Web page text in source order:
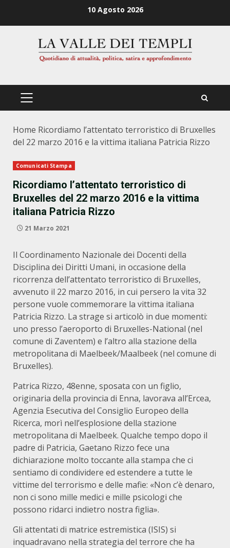
10 Agosto 2026
PRIMÄRES
Home Ricordiamo l’attentato terroristico di Bruxelles
del 22 marzo 2016 e la vittima italiana Patricia Rizzo
Comunicati Stampa
Ricordiamo l’attentato terroristico di
Bruxelles del 22 marzo 2016 e la vittima
italiana Patricia Rizzo
21 Marzo 2021
Il Coordinamento Nazionale dei Docenti della
Disciplina dei Diritti Umani, in occasione della
ricorrenza dell’attentato terroristico di Bruxelles,
avvenuto il 22 marzo 2016, in cui persero la vita 32
persone vuole commemorare la vittima italiana
Patricia Rizzo. La strage si articolò in due momenti:
uno presso l’aeroporto di Bruxelles-National (nel
comune di Zaventem) e l’altro alla stazione della
metropolitana di Maelbeek/Maalbeek (nel comune di
Bruxelles).
Patrica Rizzo, 48enne, sposata con un figlio,
originaria della provincia di Enna, lavorava all’Ercea,
Agenzia Esecutiva del Consiglio Europeo della
Ricerca, morì nell’esplosione della stazione
metropolitana di Maelbeek. Qualche tempo dopo il
padre di Patricia, Gaetano Rizzo fece una
dichiarazione molto toccante alla stampa che ci
sentiamo di condividere ed estendere a tutte le
vittime del terrorismo e delle mafie: «Non c’è denaro,
non ci sono mille medici e mille psicologi che
possono ridarci indietro nostra figlia».
Gli attentati di matrice estremistica (ISIS) si
inquadravano nella strategia del terrore che ha